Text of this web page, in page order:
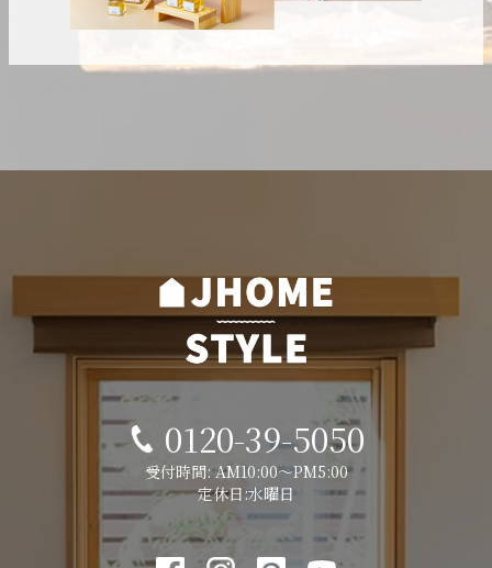
0120-39-5050
受付時間: AM10:00～PM5:00
定休日:水曜日